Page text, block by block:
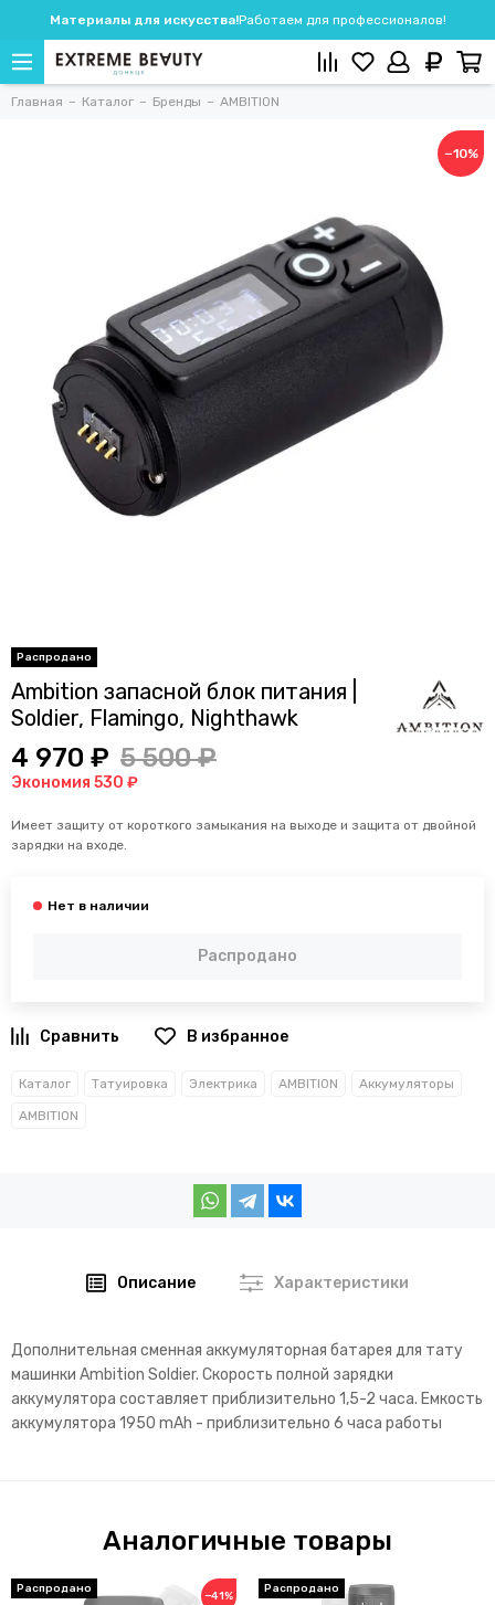
Материалы для искусства!Работаем для профессионалов!
Главная Каталог Бренды AMBITION
−10%
Ambition запасной блок питания |
Soldier, Flamingo, Nighthawk
4 970 ₽ 5 500 ₽
Экономия 530 ₽
Имеет защиту от короткого замыкания на выходе и защита от двойной
зарядки на входе.
Распродано
В избранное
Каталог Татуировка Электрика AMBITION Аккумуляторы
AMBITION
Описание Характеристики
Дополнительная сменная аккумуляторная батарея для тату
машинки Ambition Soldier. Скорость полной зарядки
аккумулятора составляет приблизительно 1,5-2 часа. Емкость
аккумулятора 1950 mAh - приблизительно 6 часа работы
Аналогичные товары
−41%